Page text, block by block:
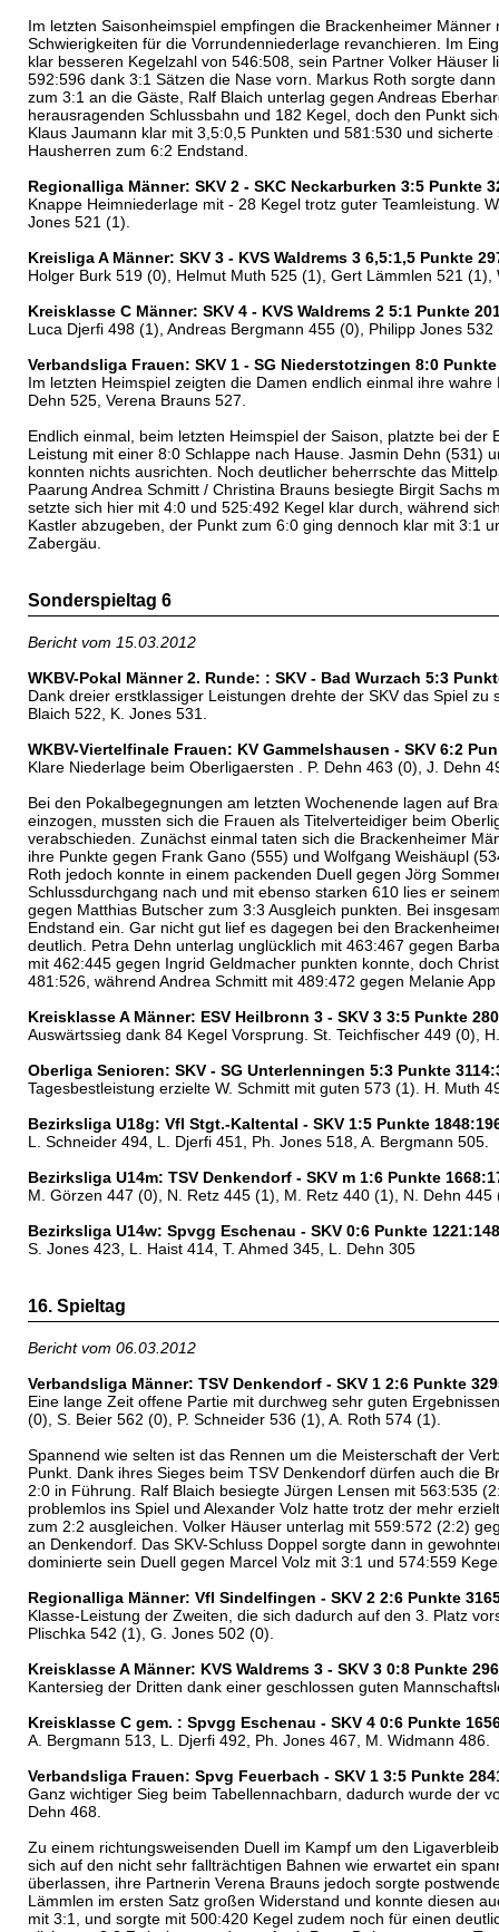
Im letzten Saisonheimspiel empfingen die Brackenheimer
Schwierigkeiten für die Vorrundenniederlage revanchieren. Im
klar besseren Kegelzahl von 546:508, sein Partner Volker
592:596 dank 3:1 Sätzen die Nase vorn. Markus Roth sorgte
zum 3:1 an die Gäste, Ralf Blaich unterlag gegen Andreas
herausragenden Schlussbahn und 182 Kegel, doch den Punkt
Klaus Jaumann klar mit 3,5:0,5 Punkten und 581:530 und
Hausherren zum 6:2 Endstand.
Regionalliga Männer: SKV 2 - SKC Neckarburken 3:5 Punkte
Knappe Heimniederlage mit - 28 Kegel trotz guter Teamleistung.
Jones 521 (1).
Kreisliga A Männer: SKV 3 - KVS Waldrems 3 6,5:1,5 Punkte
Holger Burk 519 (0), Helmut Muth 525 (1), Gert Lämmlen 521
Kreisklasse C Männer: SKV 4 - KVS Waldrems 2 5:1 Punkte
Luca Djerfi 498 (1), Andreas Bergmann 455 (0), Philipp Jones
Verbandsliga Frauen: SKV 1 - SG Niederstotzingen 8:0
Im letzten Heimspiel zeigten die Damen endlich einmal ihre
Dehn 525, Verena Brauns 527.
Endlich einmal, beim letzten Heimspiel der Saison, platzte bei
Leistung mit einer 8:0 Schlappe nach Hause. Jasmin Dehn
konnten nichts ausrichten. Noch deutlicher beherrschte das
Paarung Andrea Schmitt / Christina Brauns besiegte Birgit Sachs
setzte sich hier mit 4:0 und 525:492 Kegel klar durch, während
Kastler abzugeben, der Punkt zum 6:0 ging dennoch klar mit 3:1
Zabergäu.
Sonderspieltag 6
Bericht vom 15.03.2012
WKBV-Pokal Männer 2. Runde: : SKV - Bad Wurzach 5:3
Dank dreier erstklassiger Leistungen drehte der SKV das Spiel
Blaich 522, K. Jones 531.
WKBV-Viertelfinale Frauen: KV Gammelshausen - SKV 6:2
Klare Niederlage beim Oberligaersten . P. Dehn 463 (0), J. Dehn
Bei den Pokalbegegnungen am letzten Wochenende lagen auf
einzogen, mussten sich die Frauen als Titelverteidiger beim
verabschieden. Zunächst einmal taten sich die Brackenheimer
ihre Punkte gegen Frank Gano (555) und Wolfgang Weishäupl
Roth jedoch konnte in einem packenden Duell gegen Jörg
Schlussdurchgang nach und mit ebenso starken 610 lies er
gegen Matthias Butscher zum 3:3 Ausgleich punkten. Bei
Endstand ein. Gar nicht gut lief es dagegen bei den
deutlich. Petra Dehn unterlag unglücklich mit 463:467 gegen
mit 462:445 gegen Ingrid Geldmacher punkten konnte, doch
481:526, während Andrea Schmitt mit 489:472 gegen Melanie
Kreisklasse A Männer: ESV Heilbronn 3 - SKV 3 3:5 Punkte
Auswärtssieg dank 84 Kegel Vorsprung. St. Teichfischer 449 (0),
Oberliga Senioren: SKV - SG Unterlenningen 5:3 Punkte
Tagesbestleistung erzielte W. Schmitt mit guten 573 (1). H. Muth
Bezirksliga U18g: Vfl Stgt.-Kaltental - SKV 1:5 Punkte
L. Schneider 494, L. Djerfi 451, Ph. Jones 518, A. Bergmann 505.
Bezirksliga U14m: TSV Denkendorf - SKV m 1:6 Punkte
M. Görzen 447 (0), N. Retz 445 (1), M. Retz 440 (1), N. Dehn 445
Bezirksliga U14w: Spvgg Eschenau - SKV 0:6 Punkte
S. Jones 423, L. Haist 414, T. Ahmed 345, L. Dehn 305
16. Spieltag
Bericht vom 06.03.2012
Verbandsliga Männer: TSV Denkendorf - SKV 1 2:6 Punkte
Eine lange Zeit offene Partie mit durchweg sehr guten
(0), S. Beier 562 (0), P. Schneider 536 (1), A. Roth 574 (1).
Spannend wie selten ist das Rennen um die Meisterschaft der
Punkt. Dank ihres Sieges beim TSV Denkendorf dürfen auch die
2:0 in Führung. Ralf Blaich besiegte Jürgen Lensen mit 563:535
problemlos ins Spiel und Alexander Volz hatte trotz der mehr
zum 2:2 ausgleichen. Volker Häuser unterlag mit 559:572 (2:2)
an Denkendorf. Das SKV-Schluss Doppel sorgte dann in
dominierte sein Duell gegen Marcel Volz mit 3:1 und 574:559
Regionalliga Männer: Vfl Sindelfingen - SKV 2 2:6 Punkte
Klasse-Leistung der Zweiten, die sich dadurch auf den 3. Platz
Plischka 542 (1), G. Jones 502 (0).
Kreisklasse A Männer: KVS Waldrems 3 - SKV 3 0:8 Punkte
Kantersieg der Dritten dank einer geschlossen guten
Kreisklasse C gem. : Spvgg Eschenau - SKV 4 0:6 Punkte
A. Bergmann 513, L. Djerfi 492, Ph. Jones 467, M. Widmann 486.
Verbandsliga Frauen: Spvg Feuerbach - SKV 1 3:5 Punkte
Ganz wichtiger Sieg beim Tabellennachbarn, dadurch wurde der
Dehn 468.
Zu einem richtungsweisenden Duell im Kampf um den
sich auf den nicht sehr fallträchtigen Bahnen wie erwartet ein
überlassen, ihre Partnerin Verena Brauns jedoch sorgte
Lämmlen im ersten Satz großen Widerstand und konnte diesen
mit 3:1, und sorgte mit 500:420 Kegel zudem noch für einen